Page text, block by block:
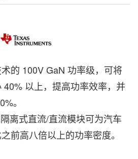
的 100V GaN 功率级，可将
以上，提高功率效率，并
。
离式直流/直流模块可为汽车
前高八倍以上的功率密度。